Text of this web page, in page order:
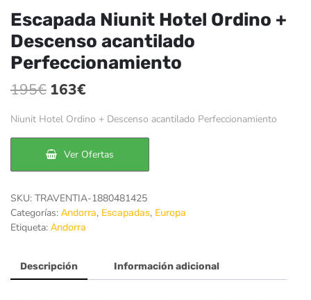
Escapada Niunit Hotel Ordino +
Descenso acantilado
Perfeccionamiento
195€ El
precio
era:
195€.
163€
precio
es:
163€.
Niunit Hotel Ordino + Descenso acantilado Perfeccionamiento
Ver Ofertas
SKU: TRAVENTIA-1880481425
Categorías: Andorra, Escapadas, Europa
Etiqueta: Andorra
Descripción Información adicional